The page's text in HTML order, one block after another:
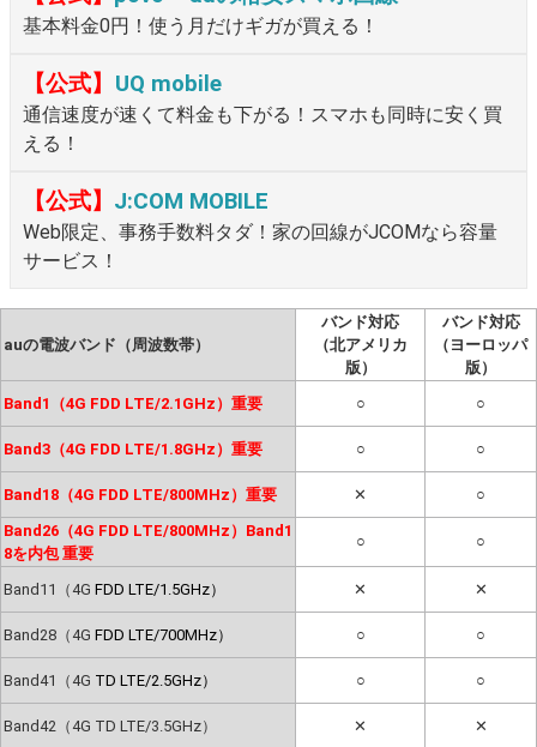
基本料金0円！使う月だけギガが買える！
【公式】 UQ mobile
通信速度が速くて料金も下がる！スマホも同時に安く買
える！
【公式】 J:COM MOBILE
Web限定、事務手数料タダ！家の回線がJCOMなら容量
サービス！
auの電波バンド（周波数帯）
バンド対応
（北アメリカ
版）
バンド対応
（ヨーロッパ
版）
Band1（4G FDD LTE/2.1GHz）重要
○ ○
Band3（4G FDD LTE/1.8GHz）重要 ○ ○
Band18（4G FDD LTE/800MHz）重要 ✕
○
Band26（4G FDD LTE/800MHz）Band1
8を内包 重要
○ ○
Band11（4G FDD LTE/1.5GHz） ✕ ✕
Band28（4G FDD LTE/700MHz） ○ ○
Band41（4G TD LTE/2.5GHz） ○ ○
Band42（4G TD LTE/3.5GHz） ✕ ✕